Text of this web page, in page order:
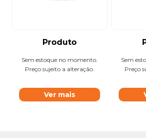
Produto
Sem estoque no momento.
Preço sujeito a alteração.
Ver mais
Sem
Preço